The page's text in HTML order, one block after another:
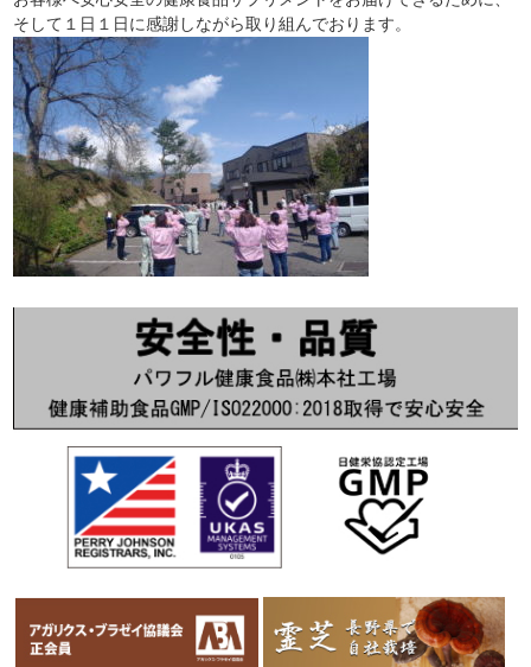
そして１日１日に感謝しながら取り組んでおります。